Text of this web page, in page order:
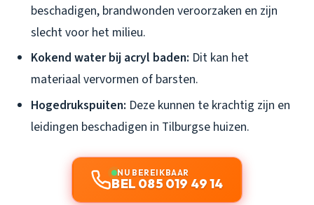
beschadigen, brandwonden veroorzaken en zijn
slecht voor het milieu.
Kokend water bij acryl baden: Dit kan het
materiaal vervormen of barsten.
Hogedrukspuiten: Deze kunnen te krachtig zijn en
leidingen beschadigen in Tilburgse huizen.
NU BEREIKBAAR
BEL 085 019 49 14